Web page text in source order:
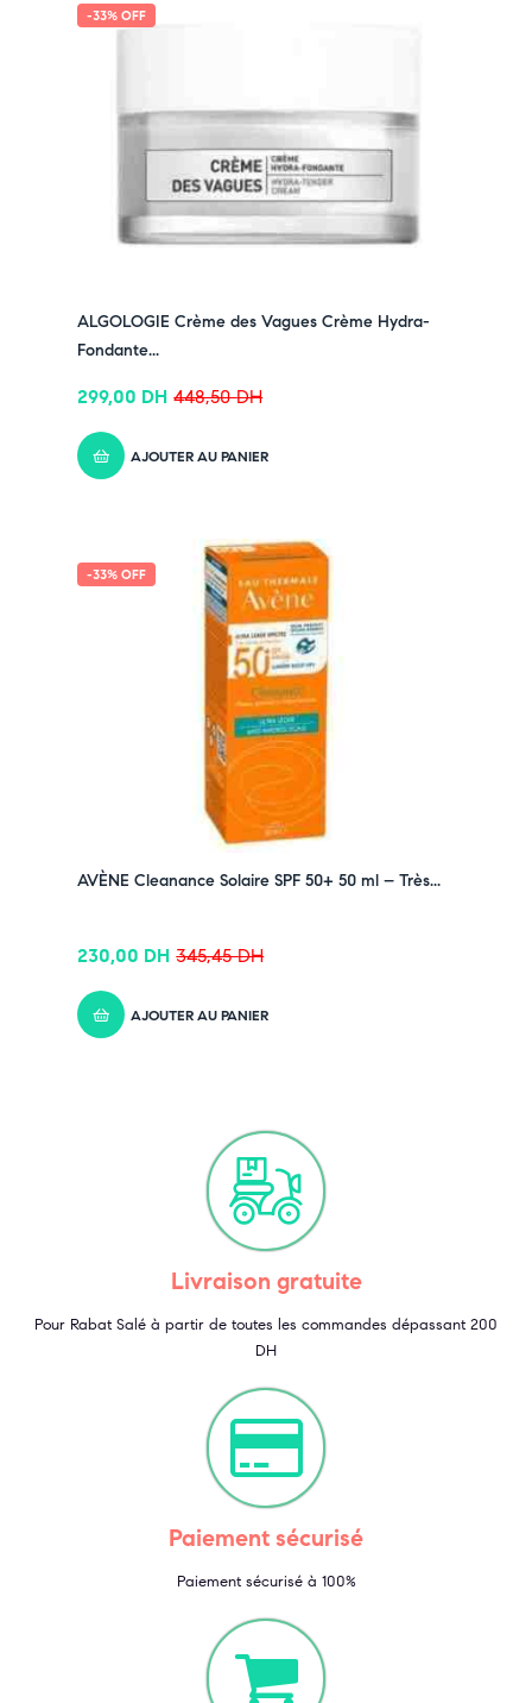
-33% OFF
ALGOLOGIE Crème des Vagues Crème Hydra-
Fondante...
448,50DH
299,00 DH
AJOUTER AU PANIER
-33% OFF
AVÈNE Cleanance Solaire SPF 50+ 50 ml – Très...
345,45DH
230,00 DH
AJOUTER AU PANIER
Livraison gratuite
Pour Rabat Salé à partir de toutes les commandes dépassant 200
DH
Paiement sécurisé
Paiement sécurisé à 100%